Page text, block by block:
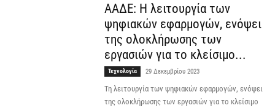
ΑΑΔΕ: Η λειτουργία των
ψηφιακών εφαρμογών, ενόψει
της ολοκλήρωσης των
εργασιών για το κλείσιμο...
Τεχνολογία 29 Δεκεμβρίου 2023
Τη λειτουργία των ψηφιακών εφαρμογών, ενόψει
της ολοκλήρωσης των εργασιών για το κλείσιμο